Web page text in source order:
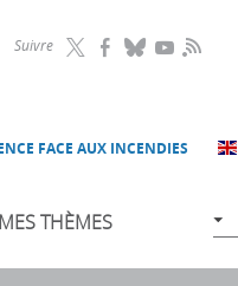
Suivre RSS
FACE AUX INCENDIES
MES THÈMES